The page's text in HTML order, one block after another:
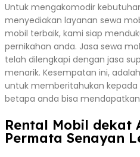
Untuk mengakomodir
menyediakan layanan sewa
mobil terbaik, kami siap
pernikahan anda. Jasa sewa
telah dilengkapi dengan jasa
menarik. Kesempatan ini,
untuk memberitahukan
betapa anda bisa
Rental Mobil dekat
Permata Senayan